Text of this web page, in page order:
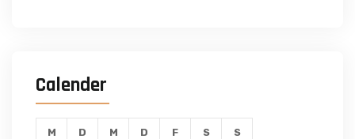
Calender
M D M D F S S